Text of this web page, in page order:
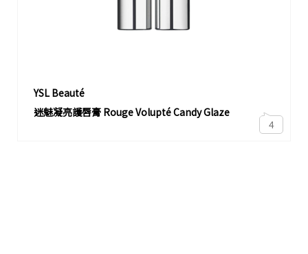
YSL Beauté
迷魅凝亮護唇膏 Rouge Volupté Candy Glaze
4